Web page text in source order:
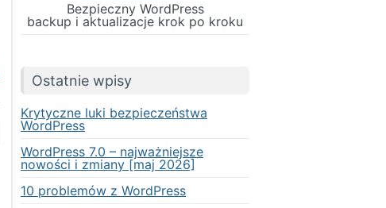
Bezpieczny WordPress
backup i aktualizacje krok po kroku
Ostatnie wpisy
Krytyczne luki bezpieczeństwa
WordPress
WordPress 7.0 – najważniejsze
nowości i zmiany [maj 2026]
10 problemów z WordPress